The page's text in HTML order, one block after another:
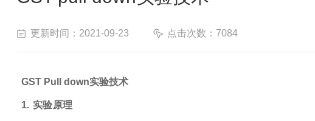
更新时间：2021-09-23 点击次数：7084
GST Pull down实验技术
1. 实验原理